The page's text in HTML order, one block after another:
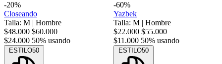
-20%
Closeando
Talla: M | Hombre
$48.000 $60.000
$24.000 50% usando
ESTILO50
-60%
Yazbek
Talla: M | Hombre
$22.000 $55.000
$11.000 50% usando
ESTILO50